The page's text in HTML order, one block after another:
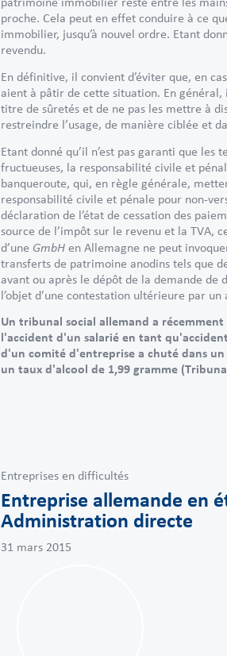
proche. Cela peut en effet conduire à ce
immobilier, jusqu’à nouvel ordre. Etant
revendu.
En définitive, il convient d’éviter que, en
aient à pâtir de cette situation. En général,
titre de sûretés et de ne pas les mettre à
restreindre l’usage, de manière ciblée et
Etant donné qu’il n’est pas garanti que
fructueuses, la responsabilité civile et
banqueroute, qui, en règle générale,
responsabilité civile et pénale pour non-
déclaration de l’état de cessation des
source de l’impôt sur le revenu et la TVA,
d’une GmbH en Allemagne ne peut
transferts de patrimoine anodins tels que
avant ou après le dépôt de la demande de
l’objet d’une contestation ultérieure par
Un tribunal social allemand a
l'accident d'un salarié en tant
d'un comité d'entreprise a chuté dans
un taux d'alcool de 1,99 gramme
Entreprises en difficultés
Entreprise allemande en
Administration directe
31 mars 2015